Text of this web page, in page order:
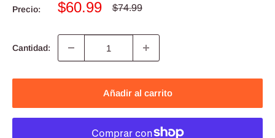
Precio:
Precio
venta
$60.99
Precio
$74.99
Cantidad:
Añadir al carrito